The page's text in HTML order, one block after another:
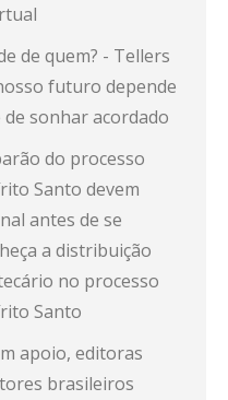
de quem? - Tellers
futuro depende
sonhar acordado
do processo
Santo devem
antes de se
a distribuição
no processo
Santo
apoio, editoras
brasileiros